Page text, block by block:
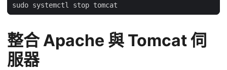
整合 Apache 與 Tomcat 伺
服器